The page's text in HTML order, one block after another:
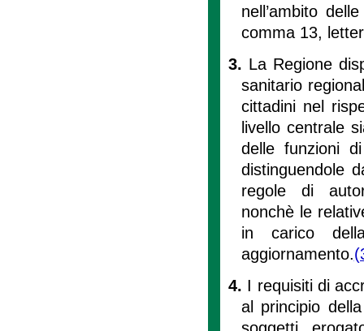
nell’ambito
comma 13,
3. La Regione
sanitario
cittadini nel
livello centrale
delle funzioni
distinguendole
regole di
nonchè le
in carico
aggiornamento.
4. I requisiti di
al principio